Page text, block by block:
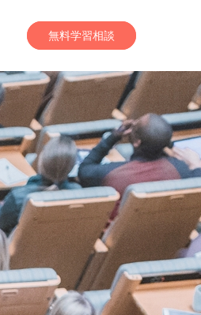
無料学習相談